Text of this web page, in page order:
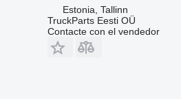
Estonia, Tallinn
TruckParts Eesti OÜ
Contacte con el vendedor